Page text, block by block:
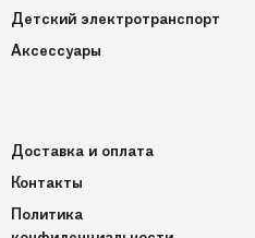
Детский электротранспорт
Аксессуары
Доставка и оплата
Контакты
Политика